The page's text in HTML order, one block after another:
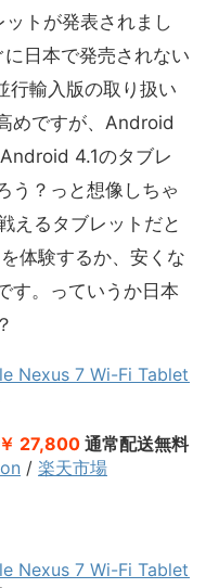
トが発表されまし
日本で発売されない
行輸入版の取り扱い
めですが、Android
4.1のタブレ
う？っと想像しちゃ
えるタブレットだと
体験するか、安くな
す。っていうか日本
Nexus 7 Wi-Fi Tablet
￥ 27,800 通常配送無料
/ 楽天市場
Nexus 7 Wi-Fi Tablet